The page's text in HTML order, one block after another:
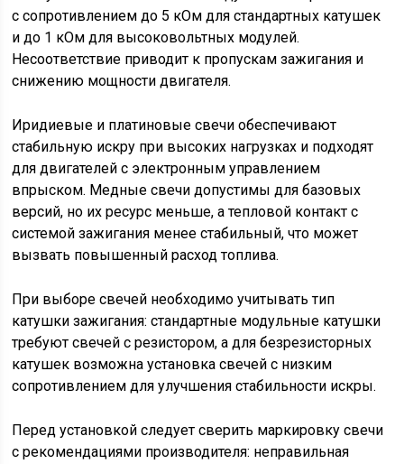
с сопротивлением до 5 кОм для стандартных катушек
и до 1 кОм для высоковольтных модулей.
Несоответствие приводит к пропускам зажигания и
снижению мощности двигателя.
Иридиевые и платиновые свечи обеспечивают
стабильную искру при высоких нагрузках и подходят
для двигателей с электронным управлением
впрыском. Медные свечи допустимы для базовых
версий, но их ресурс меньше, а тепловой контакт с
системой зажигания менее стабильный, что может
вызвать повышенный расход топлива.
При выборе свечей необходимо учитывать тип
катушки зажигания: стандартные модульные катушки
требуют свечей с резистором, а для безрезисторных
катушек возможна установка свечей с низким
сопротивлением для улучшения стабильности искры.
Перед установкой следует сверить маркировку свечи
с рекомендациями производителя: неправильная